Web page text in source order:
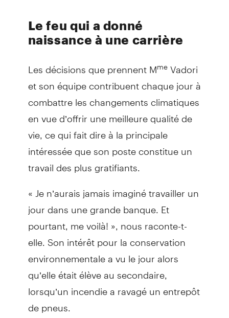
Le feu qui a donné
naissance à une carrière
Les décisions que prennent MmeVadori
et son équipe contribuent chaque jour à
combattre les changements climatiques
en vue d’offrir une meilleure qualité de
vie, ce qui fait dire à la principale
intéressée que son poste constitue un
travail des plus gratifiants.
« Je n’aurais jamais imaginé travailler un
jour dans une grande banque. Et
pourtant, me voilà! », nous raconte-t-
elle. Son intérêt pour la conservation
environnementale a vu le jour alors
qu’elle était élève au secondaire,
lorsqu’un incendie a ravagé un entrepôt
de pneus.